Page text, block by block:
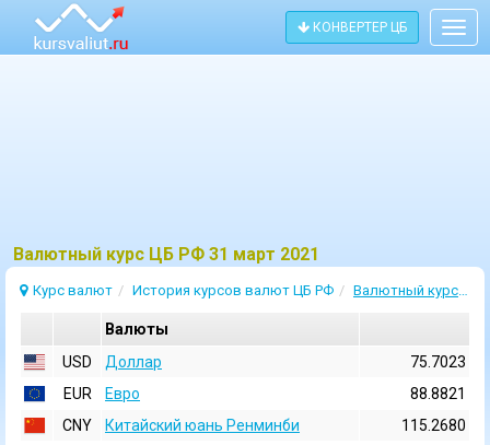
КОНВЕРТЕР ЦБ
Bалютный курс ЦБ РФ 31 март 2021
Курс валют История курсов валют ЦБ РФ Валютный курс 31 Март 2021
Валюты
USD
Доллар
75.7023
EUR
Евро
88.8821
CNY
Китайский юань Ренминби
115.2680